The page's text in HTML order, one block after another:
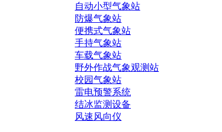
自动小型气象站
防爆气象站
便携式气象站
手持气象站
车载气象站
野外作战气象观测站
校园气象站
雷电预警系统
结冰监测设备
风速风向仪